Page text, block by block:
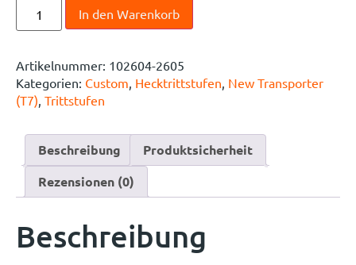
In den Warenkorb
Artikelnummer: 102604-2605
Kategorien: Custom, Hecktrittstufen, New Transporter
(T7), Trittstufen
Beschreibung
Produktsicherheit
Rezensionen (0)
Beschreibung